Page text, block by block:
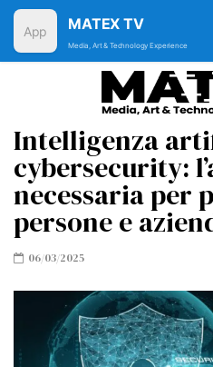
Intelligenza
cybersecurity:
necessaria per
persone e
06/03/2025
MATEX TV
Media, Art & Technology Experience